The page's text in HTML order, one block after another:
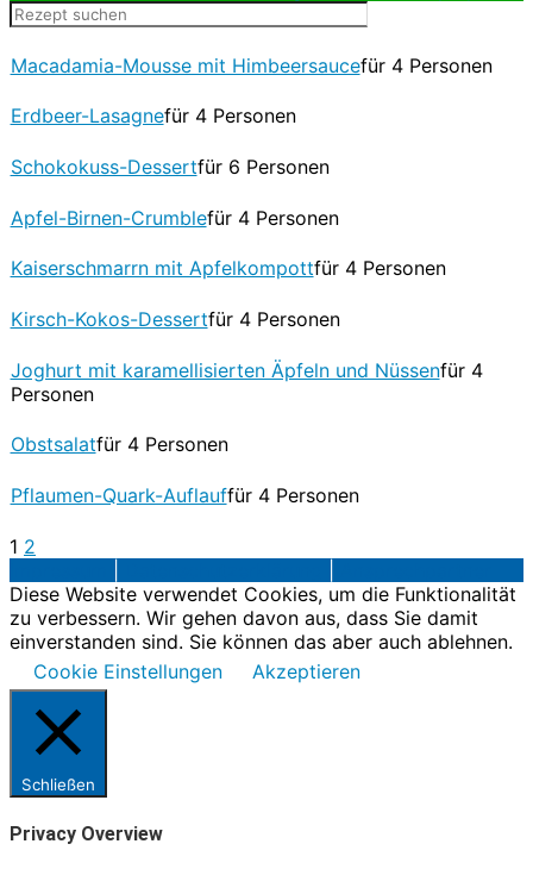
Macadamia-Mousse mit Himbeersaucefür 4 Personen
Erdbeer-Lasagnefür 4 Personen
Schokokuss-Dessertfür 6 Personen
Apfel-Birnen-Crumblefür 4 Personen
Kaiserschmarrn mit Apfelkompottfür 4 Personen
Kirsch-Kokos-Dessertfür 4 Personen
Joghurt mit karamellisierten Äpfeln und Nüssenfür 4
Personen
Obstsalatfür 4 Personen
Pflaumen-Quark-Auflauffür 4 Personen
1 2
Diese Website verwendet Cookies, um die Funktionalität
zu verbessern. Wir gehen davon aus, dass Sie damit
einverstanden sind. Sie können das aber auch ablehnen.
Cookie Einstellungen
Akzeptieren
Schließen
Privacy Overview